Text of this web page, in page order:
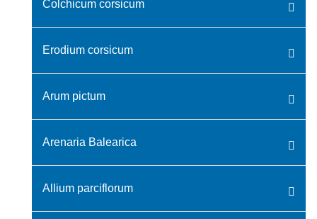
Colchicum corsicum
Erodium corsicum
Arum pictum
Arenaria Balearica
Allium parciflorum